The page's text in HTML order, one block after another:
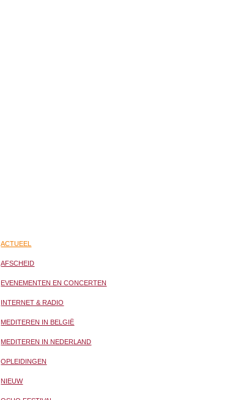
ACTUEEL
AFSCHEID
EVENEMENTEN EN CONCERTEN
INTERNET & RADIO
MEDITEREN IN BELGIË
MEDITEREN IN NEDERLAND
OPLEIDINGEN
NIEUW